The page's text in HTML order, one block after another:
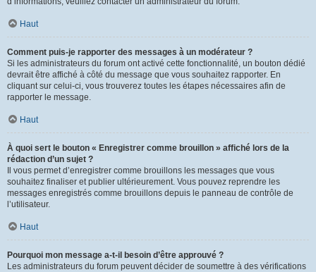
Haut
Comment puis-je rapporter des messages à un modérateur ?
Si les administrateurs du forum ont activé cette fonctionnalité, un bouton dédié
devrait être affiché à côté du message que vous souhaitez rapporter. En
cliquant sur celui-ci, vous trouverez toutes les étapes nécessaires afin de
rapporter le message.
Haut
À quoi sert le bouton « Enregistrer comme brouillon » affiché lors de la
rédaction d’un sujet ?
Il vous permet d’enregistrer comme brouillons les messages que vous
souhaitez finaliser et publier ultérieurement. Vous pouvez reprendre les
messages enregistrés comme brouillons depuis le panneau de contrôle de
l’utilisateur.
Haut
Pourquoi mon message a-t-il besoin d’être approuvé ?
Les administrateurs du forum peuvent décider de soumettre à des vérifications